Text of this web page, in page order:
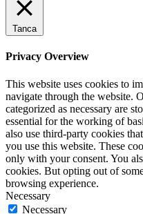
Tanca
Privacy Overview
This website uses cookies to
navigate through the website.
categorized as necessary are
essential for the working of
also use third-party cookies
you use this website. These
only with your consent. You
cookies. But opting out of
browsing experience.
Necessary
Necessary